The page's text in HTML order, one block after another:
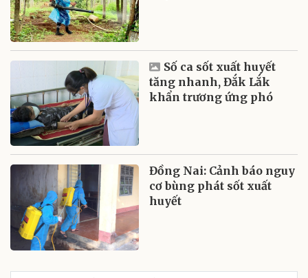
Số ca sốt xuất huyết
tăng nhanh, Đắk Lắk
khẩn trương ứng phó
Đồng Nai: Cảnh báo nguy
cơ bùng phát sốt xuất
huyết